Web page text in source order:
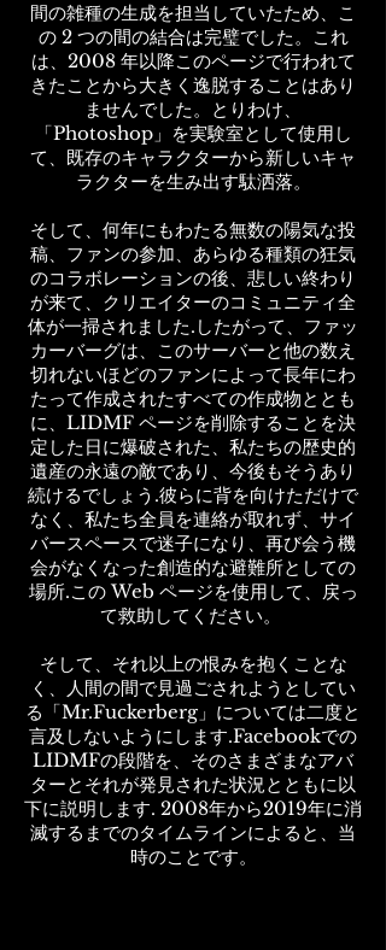
間の雑種の生成を担当していたため、こ
の 2 つの間の結合は完璧でした。これ
は、2008 年以降このページで行われて
きたことから大きく逸脱することはあり
ませんでした。とりわけ、
「Photoshop」を実験室として使用し
て、既存のキャラクターから新しいキャ
ラクターを生み出す駄洒落。
そして、何年にもわたる無数の陽気な投
稿、ファンの参加、あらゆる種類の狂気
のコラボレーションの後、悲しい終わり
が来て、クリエイターのコミュニティ全
体が一掃されました.したがって、ファッ
カーバーグは、このサーバーと他の数え
切れないほどのファンによって長年にわ
たって作成されたすべての作成物ととも
に、LIDMF ページを削除することを決
定した日に爆破された、私たちの歴史的
遺産の永遠の敵であり、今後もそうあり
続けるでしょう.彼らに背を向けただけで
なく、私たち全員を連絡が取れず、サイ
バースペースで迷子になり、再び会う機
会がなくなった創造的な避難所としての
場所.この Web ページを使用して、戻っ
て救助してください。
そして、それ以上の恨みを抱くことな
く、人間の間で見過ごされようとしてい
る「Mr.Fuckerberg」については二度と
言及しないようにします.Facebookでの
LIDMFの段階を、そのさまざまなアバ
ターとそれが発見された状況とともに以
下に説明します. 2008年から2019年に消
滅するまでのタイムラインによると、当
時のことです。